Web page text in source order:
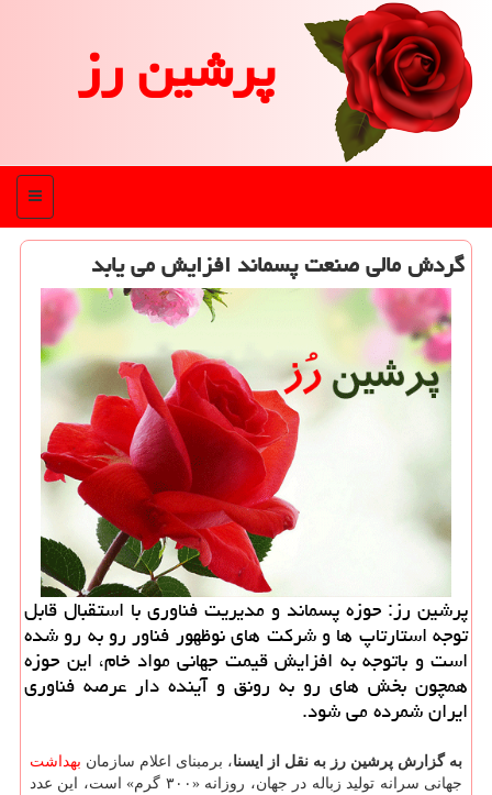
پرشین رز
منو
گردش مالی صنعت پسماند افزایش می یابد
پرشین رز: حوزه پسماند و مدیریت فناوری با استقبال قابل
توجه استارتاپ ها و شركت های نوظهور فناور رو به رو شده
است و باتوجه به افزایش قیمت جهانی مواد خام، این حوزه
همچون بخش های رو به رونق و آینده دار عرصه فناوری
ایران شمرده می شود.
به گزارش پرشین رز به نقل از ایسنا، برمبنای اعلام سازمان بهداشت
جهانی سرانه تولید زباله در جهان، روزانه «۳۰۰ گرم» است، این عدد